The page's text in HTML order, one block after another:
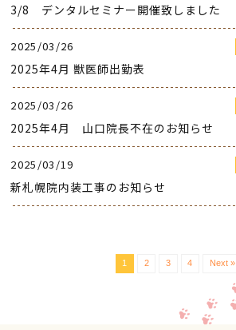
3/8 デンタルセミナー開催致しました
2025/03/26
2025年4月 獣医師出勤表
2025/03/26
2025年4月 山口院長不在のお知らせ
2025/03/19
新札幌院内装工事のお知らせ
1 2 3 4 Next »